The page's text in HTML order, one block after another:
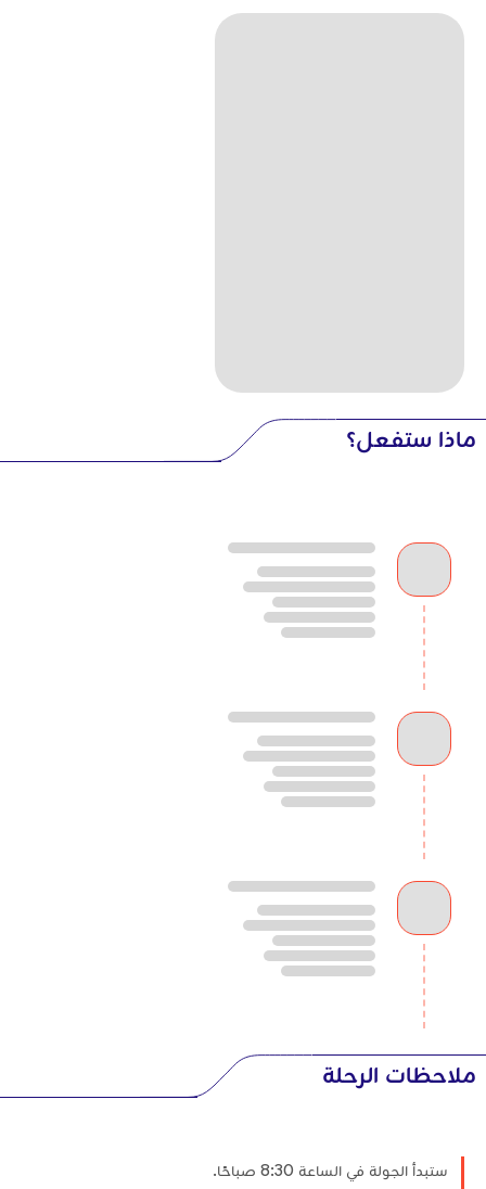
ماذا ستفعل؟
ملاحظات الرحلة
ستبدأ الجولة في الساعة 8:30 صباحًا.